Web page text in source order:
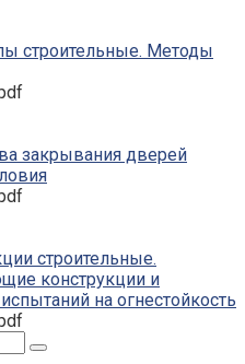
строительные. Методы
закрывания дверей
строительные.
конструкции и
на огнестойкость